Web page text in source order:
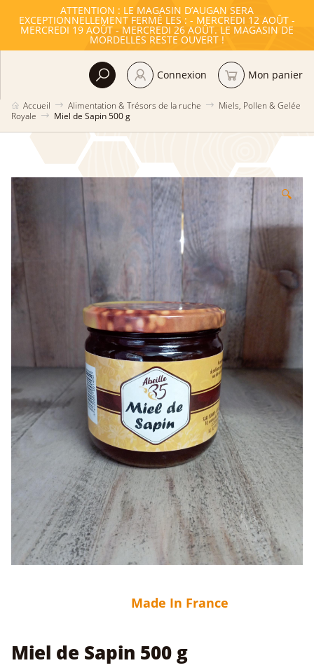
ATTENTION : LE MAGASIN D’AUGAN SERA
EXCEPTIONNELLEMENT FERMÉ LES : - MERCREDI 12 AOÛT -
MERCREDI 19 AOÛT - MERCREDI 26 AOÛT. LE MAGASIN DE
MORDELLES RESTE OUVERT !
Accueil Alimentation & Trésors de la ruche
Miels, Pollen & Gelée
Royale
Miel de Sapin 500 g
Connexion Mon panier
🔍
Made In France
Miel de Sapin 500 g